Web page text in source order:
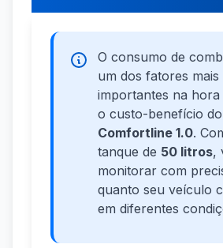
O consumo de
um dos fatores mais
importantes na hora
o custo-benefício
Comfortline 1.0.
tanque de 50 litros,
monitorar com
quanto seu veículo
em diferentes